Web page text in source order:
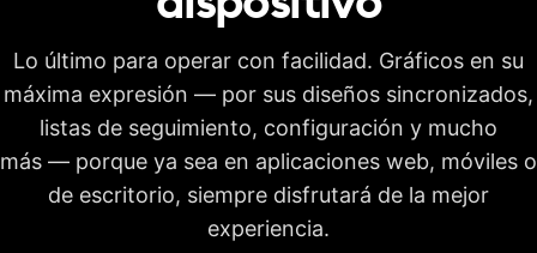
patrones de velas
retroceso de Fib.
automático
Análisis de múltiples
intervalos de tiempo
20s
Lo último para operar con facilidad. Gráficos en su
máxima expresión — por sus diseños sincronizados,
listas de seguimiento, configuración y mucho
más — porque ya sea en aplicaciones web, móviles o
de escritorio, siempre disfrutará de la mejor
experiencia.